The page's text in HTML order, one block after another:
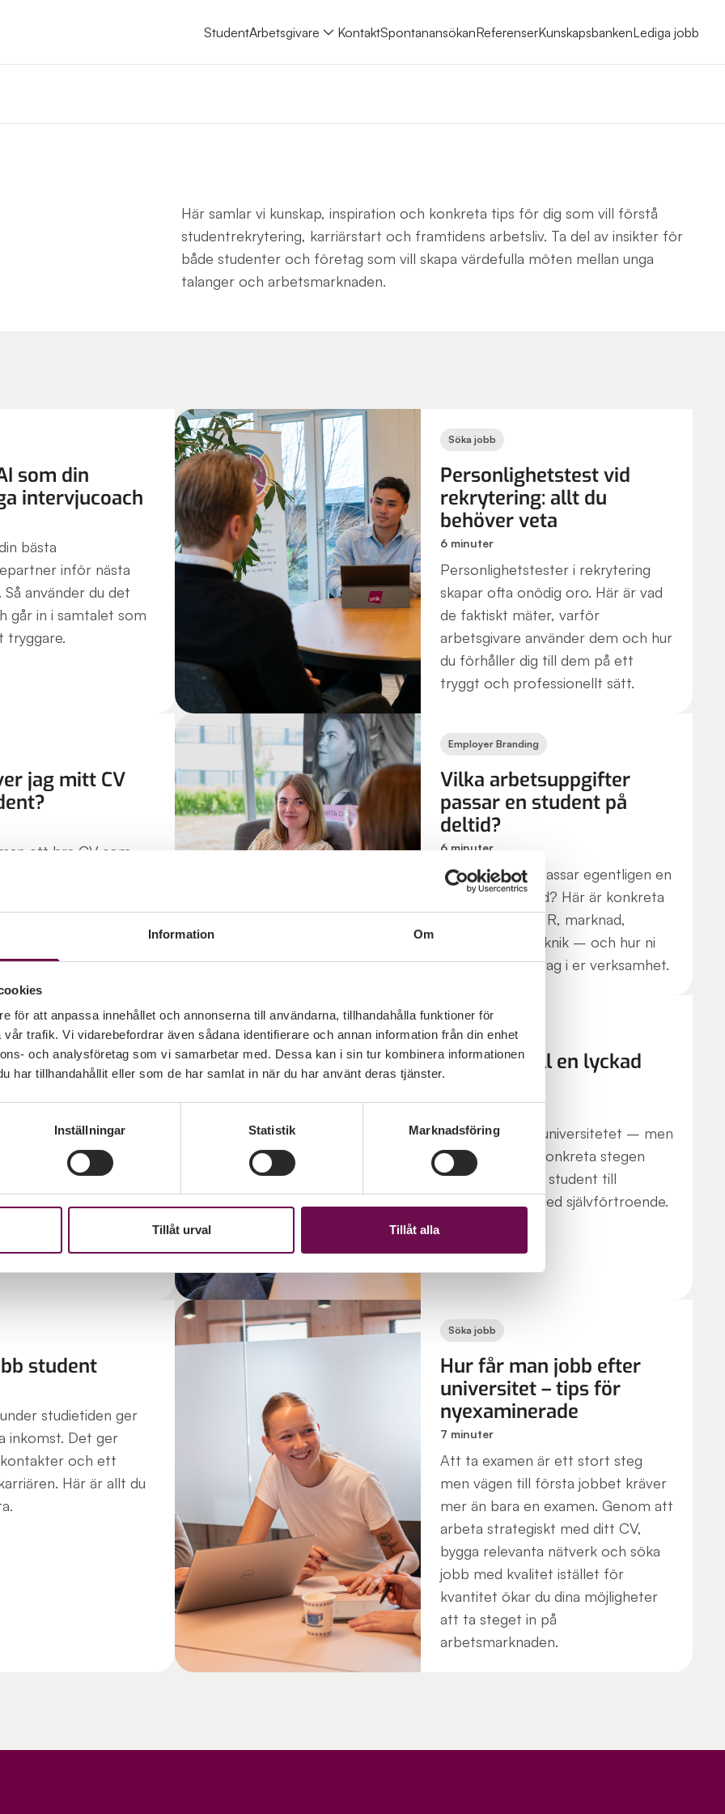
Information Om
för att anpassa innehållet och annonserna till användarna, tillhandahålla funktioner för
trafik. Vi vidarebefordrar även sådana identifierare och annan information från din enhet
och analysföretag som vi samarbetar med. Dessa kan i sin tur kombinera informationen
har tillhandahållit eller som de har samlat in när du har använt deras tjänster.
Inställningar Statistik Marknadsföring
Tillåt urval Tillåt alla
StudentArbetsgivare KontaktSpontanansökanReferenserKunskapsbankenLediga jobb
Här samlar vi kunskap, inspiration och konkreta tips för dig som vill förstå
studentrekrytering, karriärstart och framtidens arbetsliv. Ta del av insikter för
både studenter och företag som vill skapa värdefulla möten mellan unga
talanger och arbetsmarknaden.
som din
intervjucoach
bästa
inför nästa
använder du det
går in i samtalet som
tryggare.
Söka jobb
Personlighetstest vid
rekrytering: allt du
behöver veta
6 minuter
Personlighetstester i rekrytering
skapar ofta onödig oro. Här är vad
de faktiskt mäter, varför
arbetsgivare använder dem och hur
du förhåller dig till dem på ett
tryggt och professionellt sätt.
jag mitt CV
ett bra CV som
direkt.
Employer Branding
Vilka arbetsuppgifter
passar en student på
deltid?
6 minuter
Vilka uppgifter passar egentligen en
student på deltid? Här är konkreta
exempel inom HR, marknad,
ekonomi och teknik – och hur ni
hittar rätt uppdrag i er verksamhet.
relevant
studietiden?
– hur gör man?
på
redan innan
Karriärtips
Din guide till en lyckad
karriärstart
6 minuter
Nytt jobb efter universitetet – men
hur? Här är de konkreta stegen
som tar dig från student till
yrkesverksam med självförtroende.
student
studietiden ger
inkomst. Det ger
och ett
Här är allt du
Söka jobb
Hur får man jobb efter
universitet – tips för
nyexaminerade
7 minuter
Att ta examen är ett stort steg
men vägen till första jobbet kräver
mer än bara en examen. Genom att
arbeta strategiskt med ditt CV,
bygga relevanta nätverk och söka
jobb med kvalitet istället för
kvantitet ökar du dina möjligheter
att ta steget in på
arbetsmarknaden.